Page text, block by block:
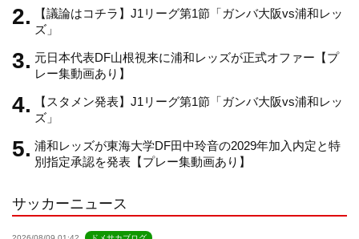
【議論はコチラ】J1リーグ第1節「ガンバ大阪vs浦和レッ
ズ」
元日本代表DF山根視来に浦和レッズが正式オファー【プ
レー集動画あり】
【スタメン発表】J1リーグ第1節「ガンバ大阪vs浦和レッ
ズ」
浦和レッズが東海大学DF田中玲音の2029年加入内定と特
別指定承認を発表【プレー集動画あり】
サッカーニュース